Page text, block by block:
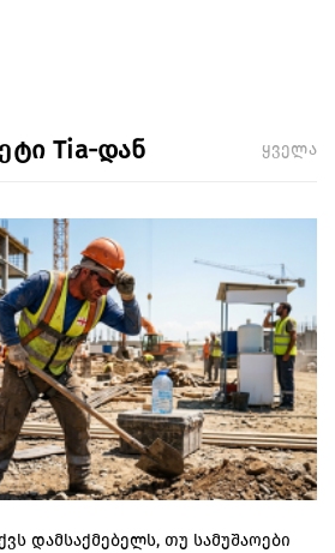
Tia-დან ყველა
დამსაქმებელს, თუ სამუშაოები